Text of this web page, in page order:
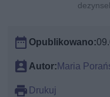
Opublikowano:
Autor:Maria
Drukuj